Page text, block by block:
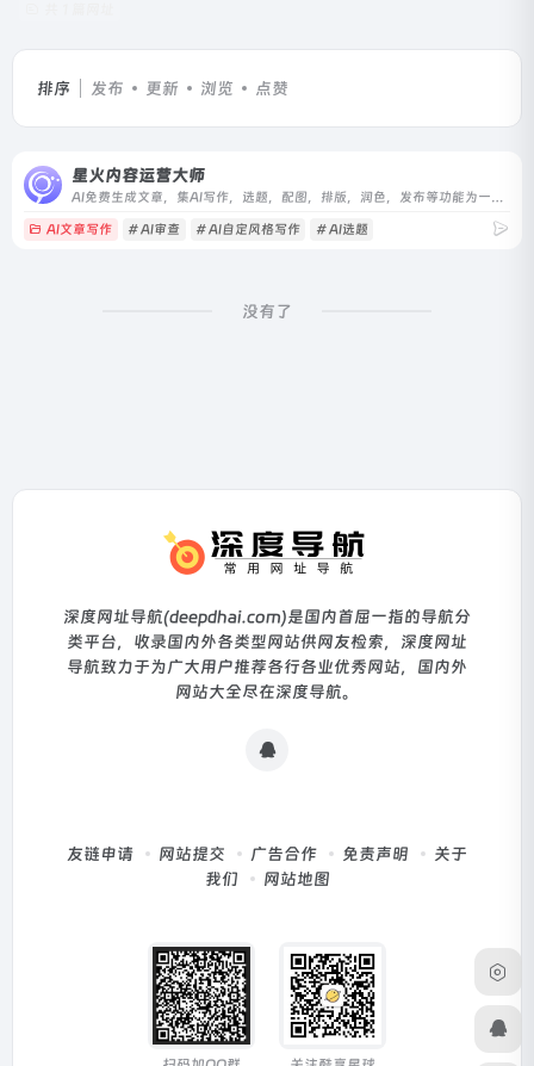
排序 发布 更新 浏览 点赞
星火内容运营大师
AI免费生成文章，集AI写作，选题，配图，排版，润色，发布等功能为一体的智能创作平台。通用稿件30分钟生成，深度稿件效率翻番。应用于企业公众号，头条，新闻、等场景。释放创意，让内容创作更轻松！
AI文章写作 # AI审查 # AI自定风格写作 # AI选题
没有了
深度网址导航(deepdhai.com)是国内首屈一指的导航分
类平台，收录国内外各类型网站供网友检索，深度网址
导航致力于为广大用户推荐各行各业优秀网站，国内外
网站大全尽在深度导航。
友链申请 网站提交 广告合作 免责声明
关于
我们
网站地图